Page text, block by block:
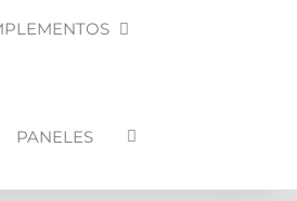
PANELES